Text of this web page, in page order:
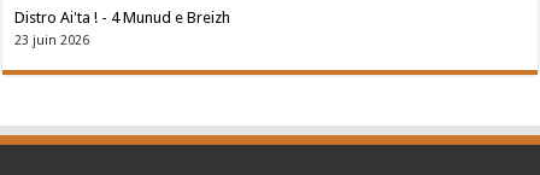
Distro Ai'ta ! - 4 Munud e Breizh
23 juin 2026